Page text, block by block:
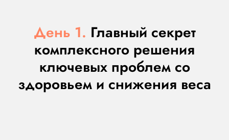
День 1. Главный секрет
комплексного решения
ключевых проблем со
здоровьем и снижения веса